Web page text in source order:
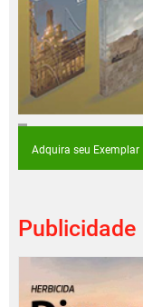
Adquira seu Exemplar
Publicidade